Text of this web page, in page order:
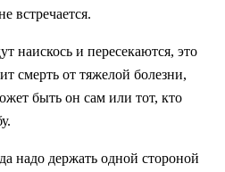
встречается.
наискось и пересекаются, это
смерть от тяжелой болезни,
быть он сам или тот, кто
надо держать одной стороной